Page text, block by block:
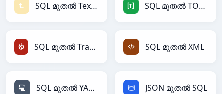
SQL മുതൽ Textile SQL മുതൽ TOML
SQL മുതൽ TracWiki SQL മുതൽ XML
SQL മുതൽ YAML JSON മുതൽ SQL